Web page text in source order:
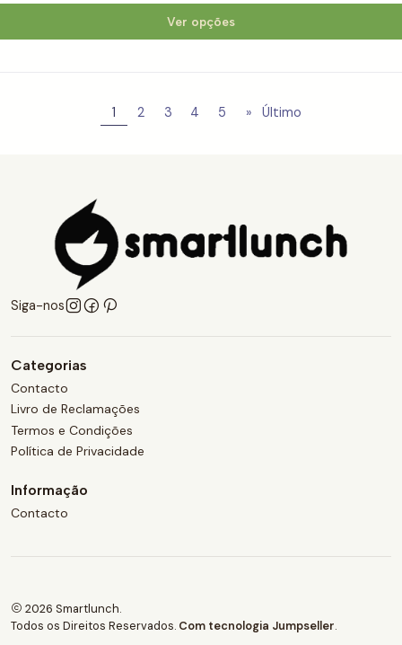
Ver opções
1 2 3 4 5 » Último
Siga-nos
Categorias
Contacto
Livro de Reclamações
Termos e Condições
Política de Privacidade
Informação
Contacto
2026 Smartlunch.
Todos os Direitos Reservados. Com tecnologia Jumpseller.